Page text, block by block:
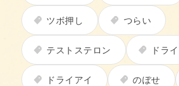
ツボ押し つらい
テストステロン ドライ
ドライアイ のぼせ